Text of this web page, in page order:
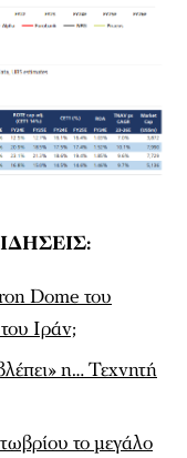
Dome του
Ιράν;
η… Τεχνητή
το μεγάλο